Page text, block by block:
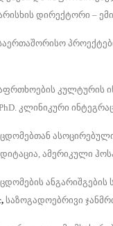
დირექტორი –
საერთაშორისო
კულტურის
კლინიკური
ამერიკული
საზოგადოებრივი